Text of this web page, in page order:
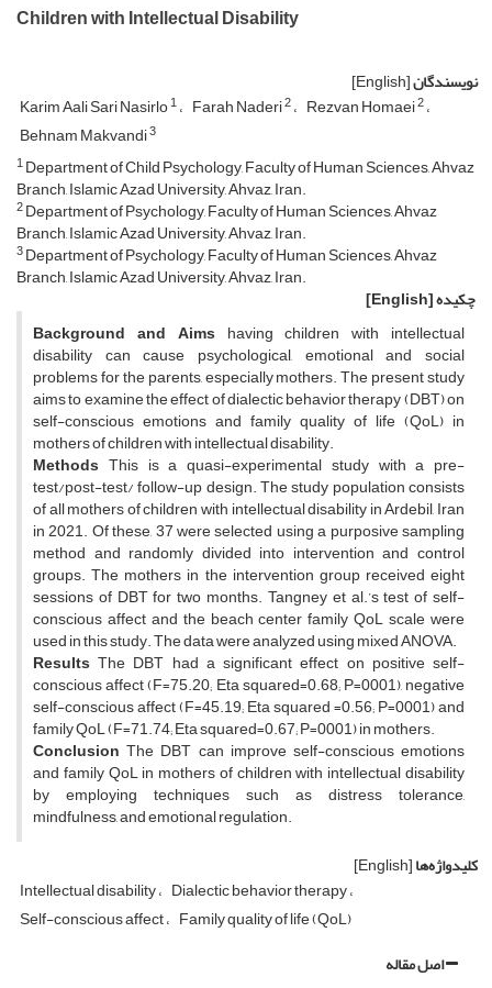
Children with Intellectual Disability
نویسندگان[English]
Karim Aali Sari Nasirlo1 Farah Naderi2 Rezvan Homaei2
Behnam Makvandi3
1Department of Child Psychology, Faculty of Human Sciences, Ahvaz
Branch, Islamic Azad University, Ahvaz, Iran.
2Department of Psychology, Faculty of Human Sciences, Ahvaz
Branch, Islamic Azad University, Ahvaz, Iran.
3Department of Psychology, Faculty of Human Sciences, Ahvaz
Branch, Islamic Azad University, Ahvaz, Iran.
چکیده[English]
Background and Aims having children with intellectual
disability can cause psychological, emotional and social
problems for the parents, especially mothers. The present study
aims to examine the effect of dialectic behavior therapy (DBT) on
self-conscious emotions and family quality of life (QoL) in
mothers of children with intellectual disability.
Methods This is a quasi-experimental study with a pre-
test/post-test/ follow-up design. The study population consists
of all mothers of children with intellectual disability in Ardebil, Iran
in 2021. Of these, 37 were selected using a purposive sampling
method and randomly divided into intervention and control
groups. The mothers in the intervention group received eight
sessions of DBT for two months. Tangney et al.’s test of self-
conscious affect and the beach center family QoL scale were
used in this study. The data were analyzed using mixed ANOVA.
ResultsThe DBT had a significant effect on positive self-
conscious affect (F=75.20; Eta squared=0.68; P=0001), negative
self-conscious affect (F=45.19; Eta squared =0.56; P=0001) and
family QoL (F=71.74; Eta squared=0.67; P=0001) in mothers.
ConclusionThe DBT can improve self-conscious emotions
and family QoL in mothers of children with intellectual disability
by employing techniques such as distress tolerance,
mindfulness, and emotional regulation.
کلیدواژه‌ها[English]
Intellectual disability Dialectic behavior therapy
Self-conscious affect Family quality of life (QoL)
اصل مقاله